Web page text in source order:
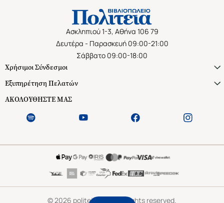
Ασκληπιού 1-3, Αθήνα 106 79
Δευτέρα - Παρασκευή 09:00-21:00
Σάββατο 09:00-18:00
Χρήσιμοι Σύνδεσμοι
Εξυπηρέτηση Πελατών
ΑΚΟΛΟΥΘΗΣΤΕ ΜΑΣ
© 2026 politeianet.gr All rights reserved.